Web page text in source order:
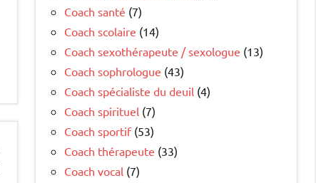
Coach santé (7)
Coach scolaire (14)
Coach sexothérapeute / sexologue (13)
Coach sophrologue (43)
Coach spécialiste du deuil (4)
Coach spirituel (7)
Coach sportif(53)
Coach thérapeute (33)
Coach vocal (7)